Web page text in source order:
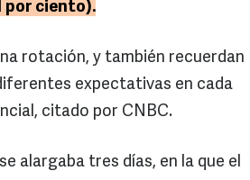
por ciento).
rotación, y también recuerdan
expectativas en cada
citado por CNBC.
alargaba tres días, en la que el